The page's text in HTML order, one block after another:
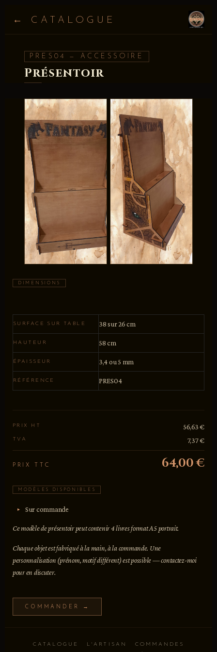
← CATALOGUE
PRES04 — ACCESSOIRE
Présentoir
DIMENSIONS
SURFACE SUR TABLE 38 sur 26 cm
HAUTEUR 58 cm
ÉPAISSEUR 3,4 ou 5 mm
RÉFÉRENCE PRES04
PRIX HT 56,63 €
TVA 7,37 €
PRIX TTC 64,00 €
MODÈLES DISPONIBLES
Sur commande
Ce modèle de présentoir peut contenir 4 livres format A5 portrait.
Chaque objet est fabriqué à la main, à la commande. Une
personnalisation (prénom, motif différent) est possible — contactez-moi
pour en discuter.
COMMANDER →
CATALOGUE L'ARTISAN
COMMANDES